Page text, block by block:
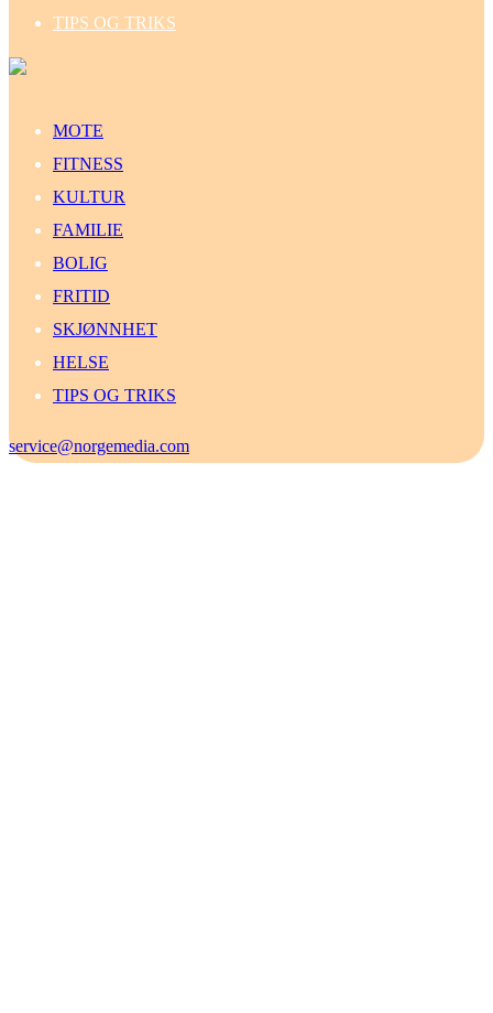
TIPS OG TRIKS
MOTE
FITNESS
KULTUR
FAMILIE
BOLIG
FRITID
SKJØNNHET
HELSE
TIPS OG TRIKS
service@norgemedia.com